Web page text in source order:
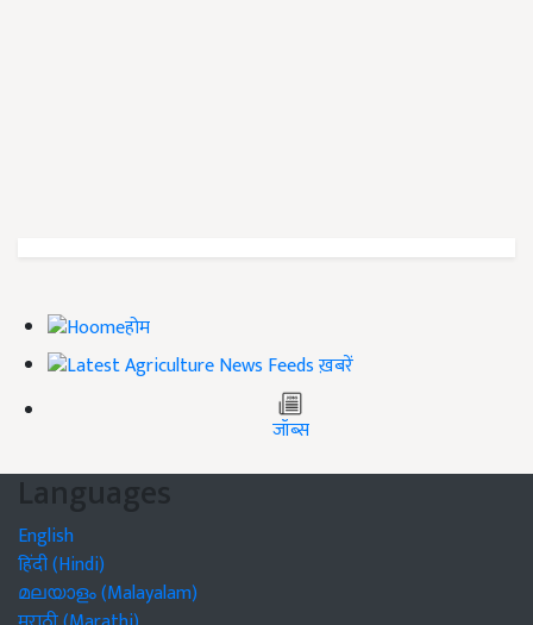
होम
ख़बरें
जॉब्स
Languages
English
हिंदी (Hindi)
മലയാളം (Malayalam)